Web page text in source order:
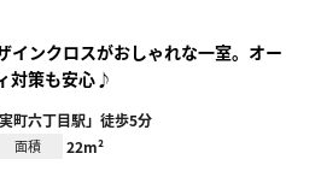
インクロスがおしゃれな一室。オー
対策も安心♪
町六丁目駅」徒歩5分
面積 22m²